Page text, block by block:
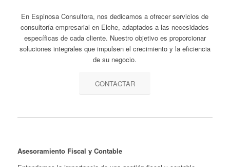
En Espinosa Consultora, nos dedicamos a ofrecer servicios de
consultoría empresarial en Elche, adaptados a las necesidades
específicas de cada cliente. Nuestro objetivo es proporcionar
soluciones integrales que impulsen el crecimiento y la eficiencia
de su negocio.
CONTACTAR
Asesoramiento Fiscal y Contable